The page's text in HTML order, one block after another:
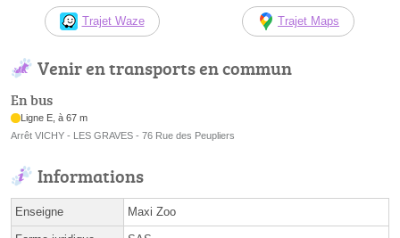
Trajet Waze Trajet Maps
Venir en transports en commun
En bus
Ligne E, à 67 m
Arrêt VICHY - LES GRAVES - 76 Rue des Peupliers
Informations
Enseigne Maxi Zoo